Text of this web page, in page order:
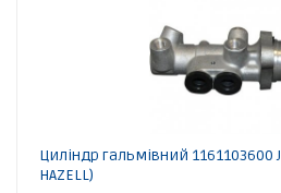
Циліндр гальмівний 1161103600
HAZELL)